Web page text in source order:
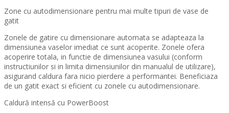
Zone cu autodimensionare pentru mai multe tipuri de vase de
gatit
Zonele de gatire cu dimensionare automata se adapteaza la
dimensiunea vaselor imediat ce sunt acoperite. Zonele ofera
acoperire totala, in functie de dimensiunea vasului (conform
instructiunilor si in limita dimensiunilor din manualul de utilizare),
asigurand caldura fara nicio pierdere a performantei. Beneficiaza
de un gatit exact si eficient cu zonele cu autodimensionare.
Caldură intensă cu PowerBoost